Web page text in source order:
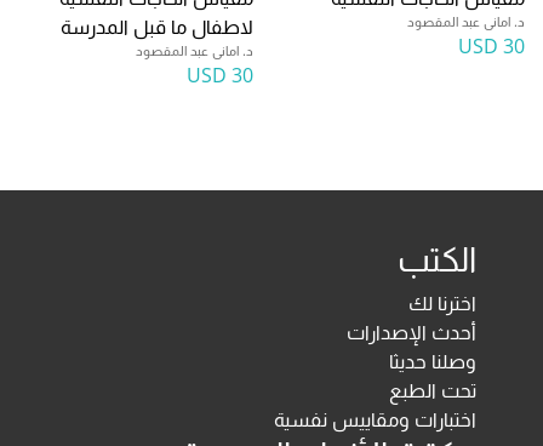
د. امانى عبد المقصود
30 USD
لاطفال ما قبل المدرسة
د. امانى عبد المقصود
30 USD
الكتب
اخترنا لك
أحدث الإصدارات
وصلنا حديثا
تحت الطبع
اختبارات ومقاييس نفسية